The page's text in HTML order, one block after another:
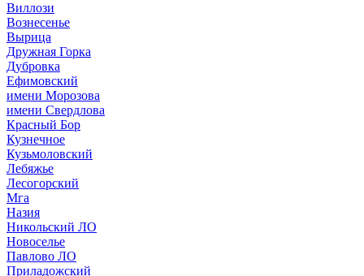
Виллози
Вознесенье
Вырица
Дружная Горка
Дубровка
Ефимовский
имени Морозова
имени Свердлова
Красный Бор
Кузнечное
Кузьмоловский
Лебяжье
Лесогорский
Мга
Назия
Никольский ЛО
Новоселье
Павлово ЛО
Приладожский